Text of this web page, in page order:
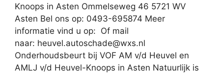
Knoops in Asten Ommelseweg 46 5721 WV
Asten Bel ons op: 0493-695874 Meer
informatie vind u op: Of mail
naar: heuvel.autoschade@wxs.nl
Onderhoudsbeurt bij VOF AM v/d Heuvel en
AMLJ v/d Heuvel-Knoops in Asten Natuurlijk is